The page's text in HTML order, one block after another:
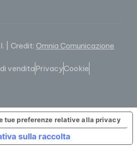
| Credit: Omnia Comunicazione
venditaPrivacyCookie
sulla raccolta
tue preferenze relative alla privacy